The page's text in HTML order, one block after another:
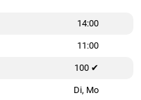
14:00
11:00
100 ✔
Di, Mo